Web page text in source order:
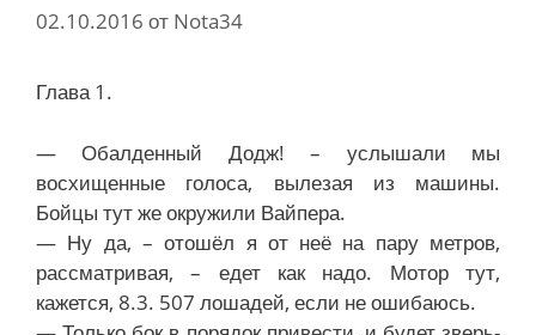
02.10.2016 от Nota34
Глава 1.
— Обалденный Додж! – услышали мы
восхищенные голоса, вылезая из машины.
Бойцы тут же окружили Вайпера.
— Ну да, – отошёл я от неё на пару метров,
рассматривая, – едет как надо. Мотор тут,
кажется, 8.3. 507 лошадей, если не ошибаюсь.